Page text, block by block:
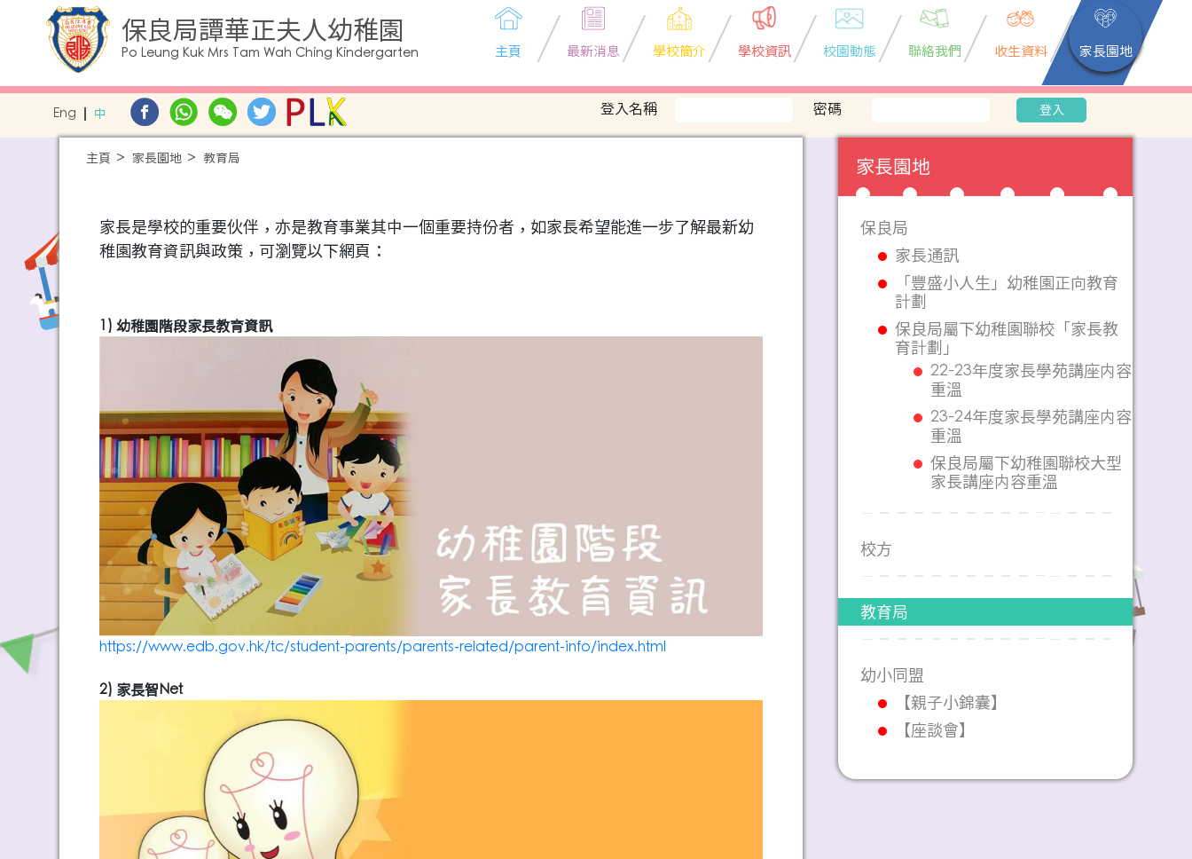
保良局譚華正夫人幼稚園
Po Leung Kuk Mrs Tam Wah Ching Kindergarten 主頁 最新消息 學校簡介 學校資訊 校園動態 聯絡我們 收生資料 家長園地
Eng 中 登入名稱 密碼 登入
主頁 家長園地 教育局
家長是學校的重要伙伴，亦是教育事業其中一個重要持份者，如家長希望能進一步了解最新幼
稚園教育資訊與政策，可瀏覽以下網頁：
1) 幼稚園階段家長教育資訊
https://www.edb.gov.hk/tc/student-parents/parents-related/parent-info/index.html
2) 家長智Net
家長園地
保良局
家長通訊
「豐盛小人生」幼稚園正向教育
計劃
保良局屬下幼稚園聯校「家長教
育計劃」
22-23年度家長學苑講座内容
重溫
23-24年度家長學苑講座内容
重溫
保良局屬下幼稚園聯校大型
家長講座内容重溫
校方
教育局
幼小同盟
【親子小錦囊】
【座談會】